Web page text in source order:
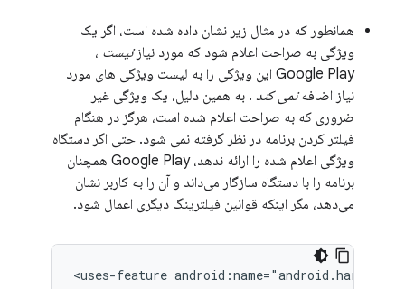
همانطور که در مثال زیر نشان داده شده است، اگر یک
ویژگی به صراحت اعلام شود که مورد نیازنیست ،
Google Play این ویژگی را به لیست ویژگی های مورد
نیاز اضافهنمی کند . به همین دلیل، یک ویژگی غیر
ضروری که به صراحت اعلام شده است، هرگز در هنگام
فیلتر کردن برنامه در نظر گرفته نمی شود. حتی اگر دستگاه
ویژگی اعلام شده را ارائه ندهد، Google Play همچنان
برنامه را با دستگاه سازگار می‌داند و آن را به کاربر نشان
می‌دهد، مگر اینکه قوانین فیلترینگ دیگری اعمال شود.
<uses-feature